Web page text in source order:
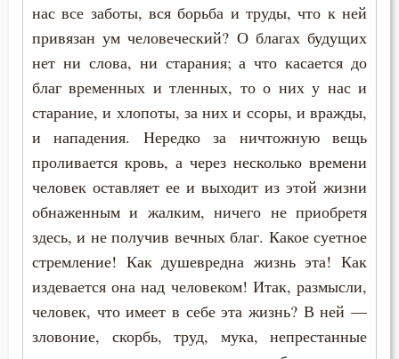
Зло
Злопамятство
Злорадство
Знание
Искушение
Искушение в смертный час
Макарий Оптинский (Иванов)
Максим Грек
Максим Исповедник
Марк Подвижник
Марк Эфесский
Мефодий Олимпийский
Митрофан Воронежский
Моисей Оптинский (Путилов)
Нектарий Оптинский (Тихонов)
нас все заботы, вся борьба и труды, что к ней
привязан ум человеческий? О благах будущих
нет ни слова, ни старания; а что касается до
благ временных и тленных, то о них у нас и
старание, и хлопоты, за них и ссоры, и вражды,
и нападения. Нередко за ничтожную вещь
проливается кровь, а через несколько времени
человек оставляет ее и выходит из этой жизни
обнаженным и жалким, ничего не приобретя
здесь, и не получив вечных благ. Какое суетное
стремление! Как душевредна жизнь эта! Как
издевается она над человеком! Итак, размысли,
человек, что имеет в себе эта жизнь? В ней —
зловоние, скорбь, труд, мука, непрестанные